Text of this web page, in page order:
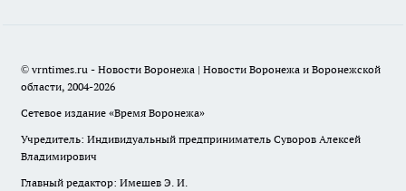
© vrntimes.ru - Новости Воронежа | Новости Воронежа и Воронежской
области, 2004-2026
Сетевое издание «Время Воронежа»
Учредитель: Индивидуальный предприниматель Суворов Алексей
Владимирович
Главный редактор: Имешев Э. И.